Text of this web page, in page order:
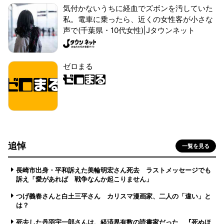
気付かないうちに経血でズボンを汚していた
私。電車に乗ったら、近くの女性客が小さな
声で(千葉県・10代女性)|Jタウンネット
ゼロまる
追悼 一覧を見る
長崎市出身・平和訴えた美輪明宏さん死去 ラストメッセージでも
訴え「愛があれば 戦争なんか起こりません」
つげ義春さんと白土三平さん カリスマ漫画家、二人の「違い」と
は？
死去した丹羽宇一郎さんは、経済界有数の読書家だった 『死ぬほ